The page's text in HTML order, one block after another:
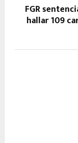
FGR
hallar 109